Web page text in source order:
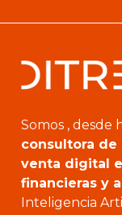
Somos , desde
consultora
venta digital
financieras y
Inteligencia